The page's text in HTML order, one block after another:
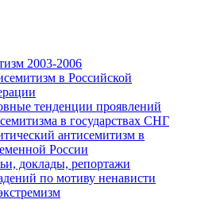
2003-2006
в Российской
тенденции проявлений
в государствах СНГ
антисемитизм в
России
доклады, репортажи
по мотиву ненависти